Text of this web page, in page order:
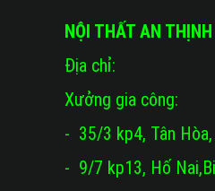
NỘI THẤT AN THỊNH
Địa chỉ:
Xưởng gia công:
- 35/3 kp4, Tân
- 9/7 kp13, Hố